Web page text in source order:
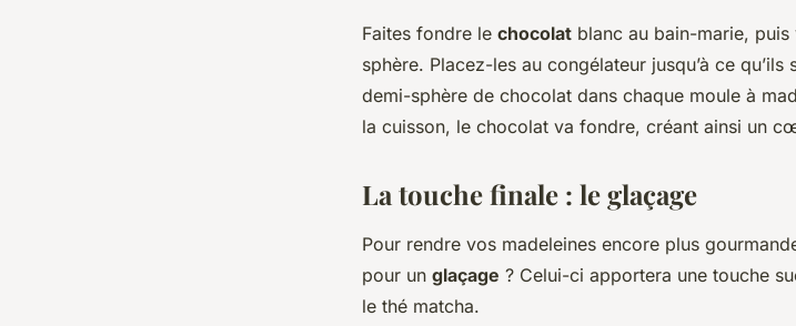
Faites fondre le chocolat blanc au bain-marie,
sphère. Placez-les au congélateur jusqu’à ce
demi-sphère de chocolat dans chaque moule à
la cuisson, le chocolat va fondre, créant ainsi un
La touche finale : le glaçage
Pour rendre vos madeleines encore plus
pour un glaçage ? Celui-ci apportera une touche
le thé matcha.